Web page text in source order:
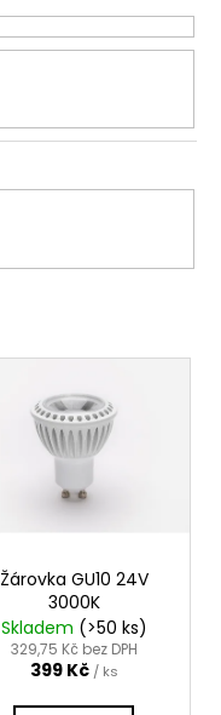
Žárovka GU10 24V
3000K
Skladem (>50 ks)
329,75 Kč bez DPH
399 Kč / ks